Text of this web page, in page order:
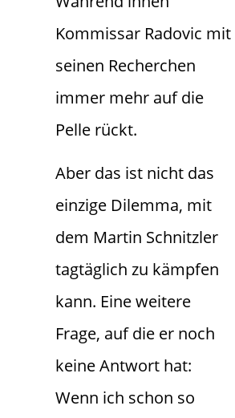
Kommissar Radovic mit
seinen Recherchen
immer mehr auf die
Pelle rückt.
Aber das ist nicht das
einzige Dilemma, mit
dem Martin Schnitzler
tagtäglich zu kämpfen
kann. Eine weitere
Frage, auf die er noch
keine Antwort hat:
Wenn ich schon so